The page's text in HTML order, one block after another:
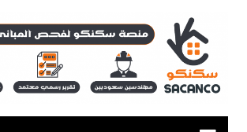
المحتوى